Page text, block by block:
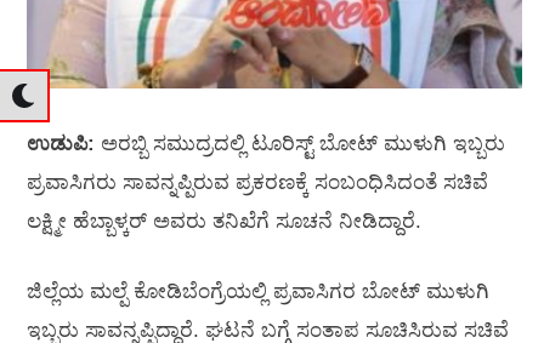
ಉಡುಪಿ: ಅರಬ್ಬಿ ಸಮುದ್ರದಲ್ಲಿ ಟೂರಿಸ್ಟ್‌ ಬೋಟ್‌ ಮುಳುಗಿ ಇಬ್ಬರು
ಪ್ರವಾಸಿಗರು ಸಾವನ್ನಪ್ಪಿರುವ ಪ್ರಕರಣಕ್ಕೆ ಸಂಬಂಧಿಸಿದಂತೆ ಸಚಿವೆ
ಲಕ್ಷ್ಮೀ ಹೆಬ್ಬಾಳ್ಕರ್‌ ಅವರು ತನಿಖೆಗೆ ಸೂಚನೆ ನೀಡಿದ್ದಾರೆ.
ಜಿಲ್ಲೆಯ ಮಲ್ಪೆ ಕೋಡಿಬೆಂಗ್ರೆಯಲ್ಲಿ ಪ್ರವಾಸಿಗರ ಬೋಟ್‌ ಮುಳುಗಿ
ಇಬ್ಬರು ಸಾವನ್ನಪ್ಪಿದ್ದಾರೆ. ಘಟನೆ ಬಗ್ಗೆ ಸಂತಾಪ ಸೂಚಿಸಿರುವ ಸಚಿವೆ